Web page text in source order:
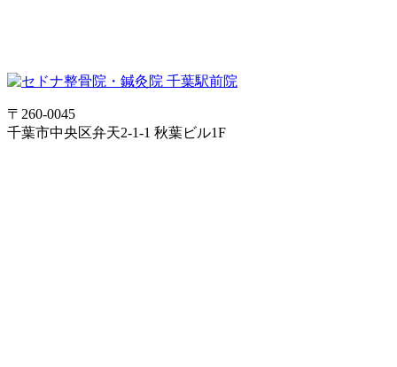
〒260-0045
千葉市中央区弁天2-1-1 秋葉ビル1F